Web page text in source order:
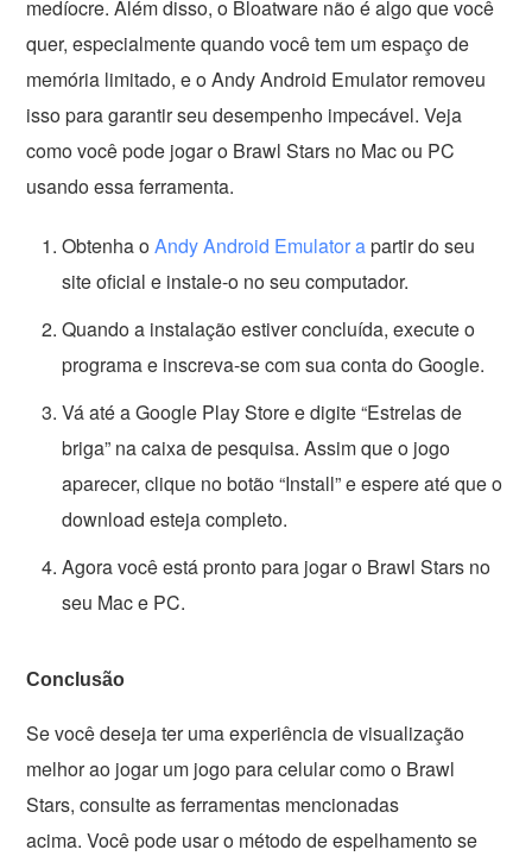
medíocre. Além disso, o Bloatware não é algo que você
quer, especialmente quando você tem um espaço de
memória limitado, e o Andy Android Emulator removeu
isso para garantir seu desempenho impecável. Veja
como você pode jogar o Brawl Stars no Mac ou PC
usando essa ferramenta.
Obtenha oAndy Android Emulator apartir do seu
site oficial e instale-o no seu computador.
Quando a instalação estiver concluída, execute o
programa e inscreva-se com sua conta do Google.
Vá até a Google Play Store e digite “Estrelas de
briga” na caixa de pesquisa. Assim que o jogo
aparecer, clique no botão “Install” e espere até que o
download esteja completo.
Agora você está pronto para jogar o Brawl Stars no
seu Mac e PC.
Conclusão
Se você deseja ter uma experiência de visualização
melhor ao jogar um jogo para celular como o Brawl
Stars, consulte as ferramentas mencionadas
acima. Você pode usar o método de espelhamento se